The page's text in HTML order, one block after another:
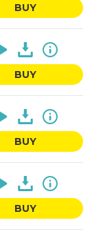
BUY
BUY
BUY
BUY